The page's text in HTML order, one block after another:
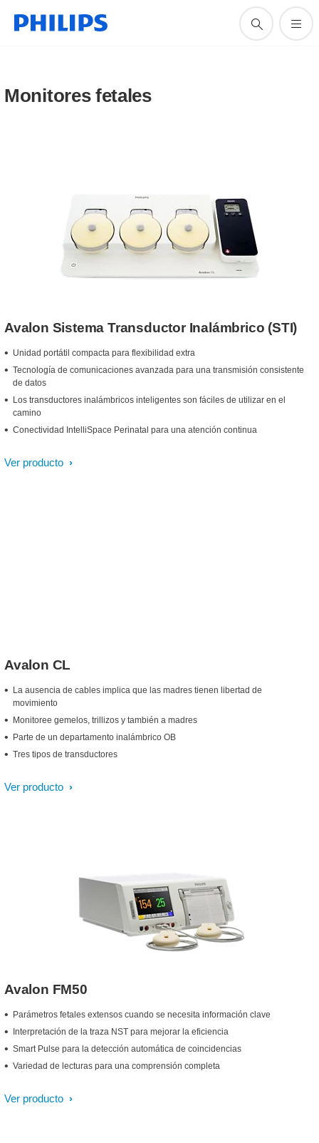
Monitores fetales
Avalon Sistema Transductor Inalámbrico (STI)
Unidad portátil compacta para flexibilidad extra
Tecnología de comunicaciones avanzada para una transmisión consistente
de datos
Los transductores inalámbricos inteligentes son fáciles de utilizar en el
camino
Conectividad IntelliSpace Perinatal para una atención continua
Ver producto
Avalon CL
La ausencia de cables implica que las madres tienen libertad de
movimiento
Monitoree gemelos, trillizos y también a madres
Parte de un departamento inalámbrico OB
Tres tipos de transductores
Ver producto
Avalon FM50
Parámetros fetales extensos cuando se necesita información clave
Interpretación de la traza NST para mejorar la eficiencia
Smart Pulse para la detección automática de coincidencias
Variedad de lecturas para una comprensión completa
Ver producto